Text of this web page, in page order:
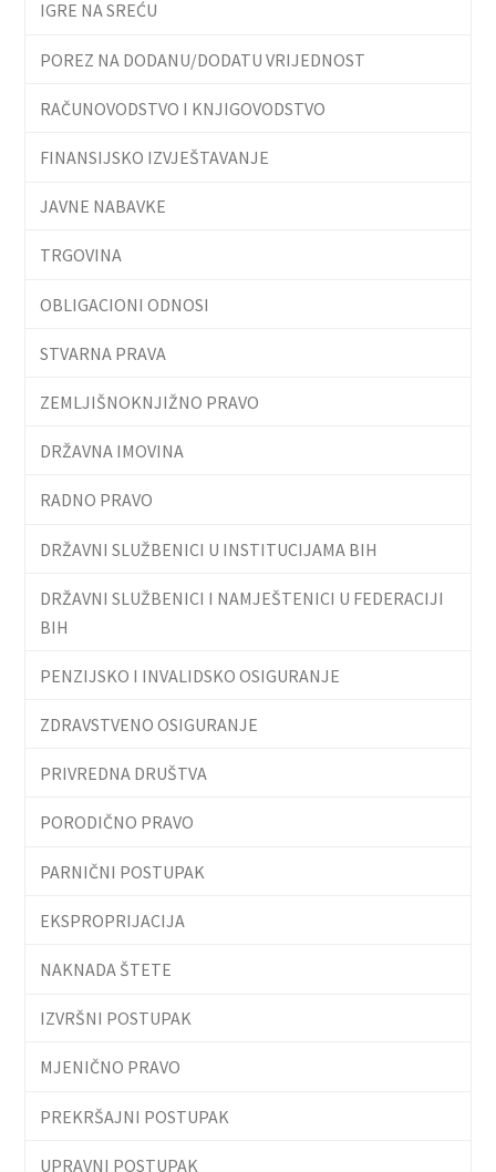
IGRE NA SREĆU
POREZ NA DODANU/DODATU VRIJEDNOST
RAČUNOVODSTVO I KNJIGOVODSTVO
FINANSIJSKO IZVJEŠTAVANJE
JAVNE NABAVKE
TRGOVINA
OBLIGACIONI ODNOSI
STVARNA PRAVA
ZEMLJIŠNOKNJIŽNO PRAVO
DRŽAVNA IMOVINA
RADNO PRAVO
DRŽAVNI SLUŽBENICI U INSTITUCIJAMA BIH
DRŽAVNI SLUŽBENICI I NAMJEŠTENICI U FEDERACIJI
BIH
PENZIJSKO I INVALIDSKO OSIGURANJE
ZDRAVSTVENO OSIGURANJE
PRIVREDNA DRUŠTVA
PORODIČNO PRAVO
PARNIČNI POSTUPAK
EKSPROPRIJACIJA
NAKNADA ŠTETE
IZVRŠNI POSTUPAK
MJENIČNO PRAVO
PREKRŠAJNI POSTUPAK
UPRAVNI POSTUPAK